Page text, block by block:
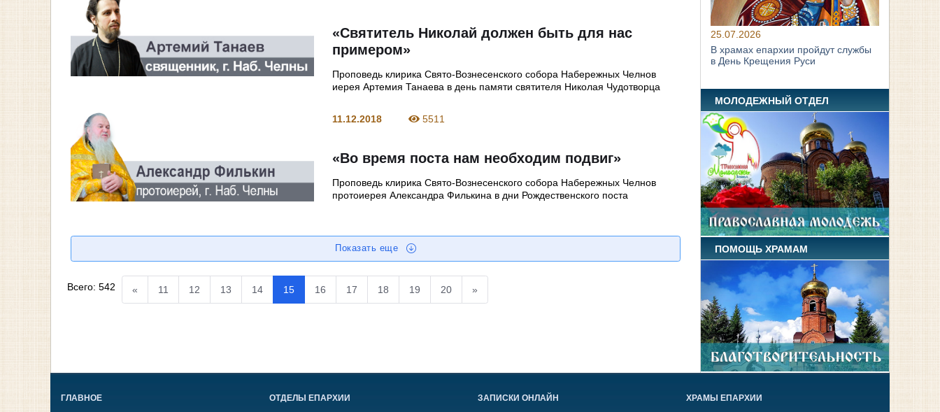
«Святитель Николай должен быть для нас
примером»
Проповедь клирика Свято-Вознесенского собора Набережных Челнов
иерея Артемия Танаева в день памяти святителя Николая Чудотворца
11.12.2018 5511
«Во время поста нам необходим подвиг»
Проповедь клирика Свято-Вознесенского собора Набережных Челнов
протоиерея Александра Филькина в дни Рождественского поста
Показать еще
Всего:542 « 11 12 13 14 15 16 17 18 19 20 »
25.07.2026
В храмах епархии пройдут службы
в День Крещения Руси
МОЛОДЕЖНЫЙ ОТДЕЛ
ПОМОЩЬ ХРАМАМ
ГЛАВНОЕ ОТДЕЛЫ ЕПАРХИИ ЗАПИСКИ ОНЛАЙН ХРАМЫ ЕПАРХИИ